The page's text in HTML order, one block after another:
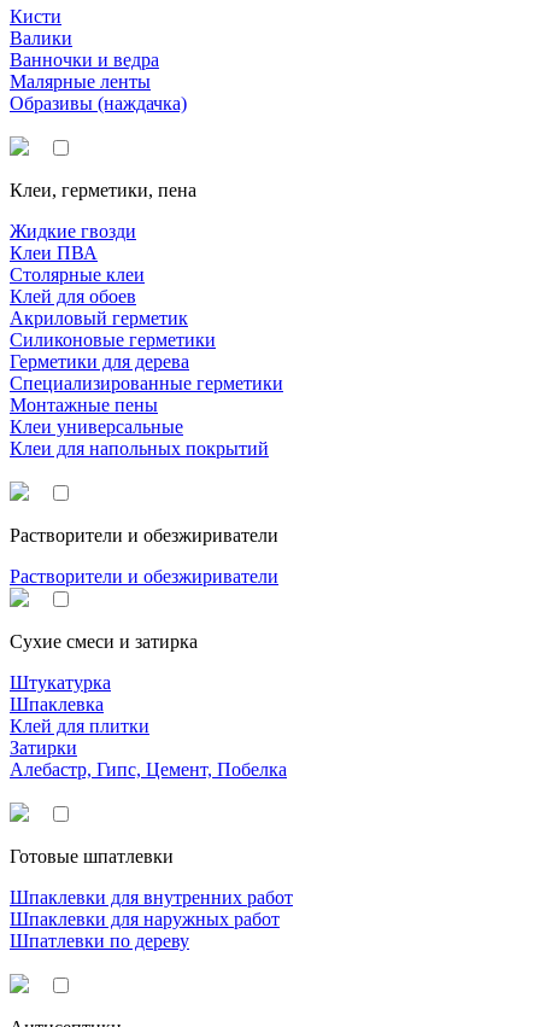
Кисти
Валики
Ванночки и ведра
Малярные ленты
Образивы (наждачка)
Клеи, герметики, пена
Жидкие гвозди
Клеи ПВА
Столярные клеи
Клей для обоев
Акриловый герметик
Силиконовые герметики
Герметики для дерева
Специализированные герметики
Монтажные пены
Клеи универсальные
Клеи для напольных покрытий
Растворители и обезжириватели
Растворители и обезжириватели
Сухие смеси и затирка
Штукатурка
Шпаклевка
Клей для плитки
Затирки
Алебастр, Гипс, Цемент, Побелка
Готовые шпатлевки
Шпаклевки для внутренних работ
Шпаклевки для наружных работ
Шпатлевки по дереву